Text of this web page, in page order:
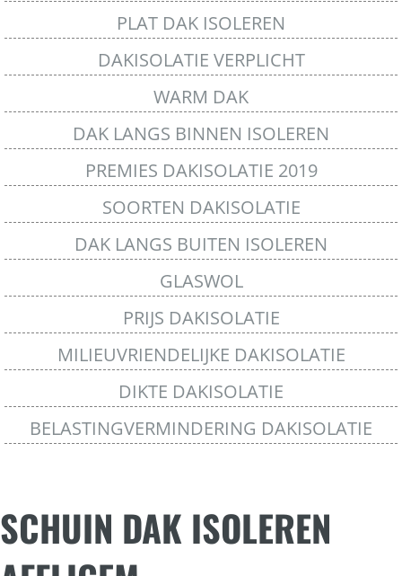
PLAT DAK ISOLEREN
DAKISOLATIE VERPLICHT
WARM DAK
DAK LANGS BINNEN ISOLEREN
PREMIES DAKISOLATIE 2019
SOORTEN DAKISOLATIE
DAK LANGS BUITEN ISOLEREN
GLASWOL
PRIJS DAKISOLATIE
MILIEUVRIENDELIJKE DAKISOLATIE
DIKTE DAKISOLATIE
BELASTINGVERMINDERING DAKISOLATIE
SCHUIN DAK ISOLEREN